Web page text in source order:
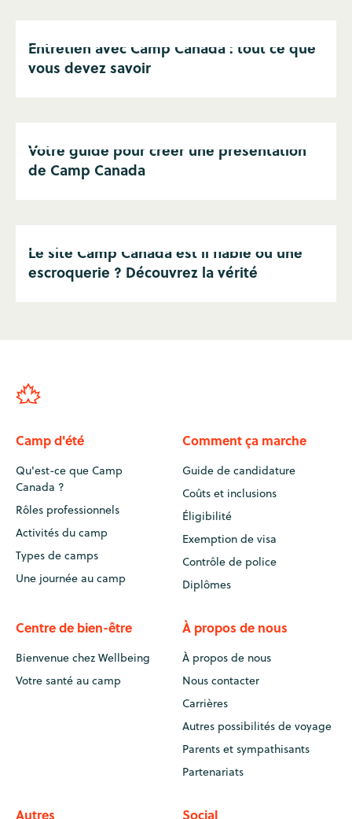
Entretien avec Camp Canada : tout ce que
vous devez savoir
Votre guide pour créer une présentation
de Camp Canada
Le site Camp Canada est il fiable ou une
escroquerie ? Découvrez la vérité
Camp d'été
Qu'est-ce que Camp
Canada ?
Rôles professionnels
Activités du camp
Types de camps
Une journée au camp
Comment ça marche
Guide de candidature
Coûts et inclusions
Éligibilité
Exemption de visa
Contrôle de police
Diplômes
Centre de bien-être
Bienvenue chez Wellbeing
Votre santé au camp
À propos de nous
À propos de nous
Nous contacter
Carrières
Autres possibilités de voyage
Parents et sympathisants
Partenariats
Autres Social